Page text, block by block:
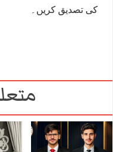
کی تصدیق کریں۔